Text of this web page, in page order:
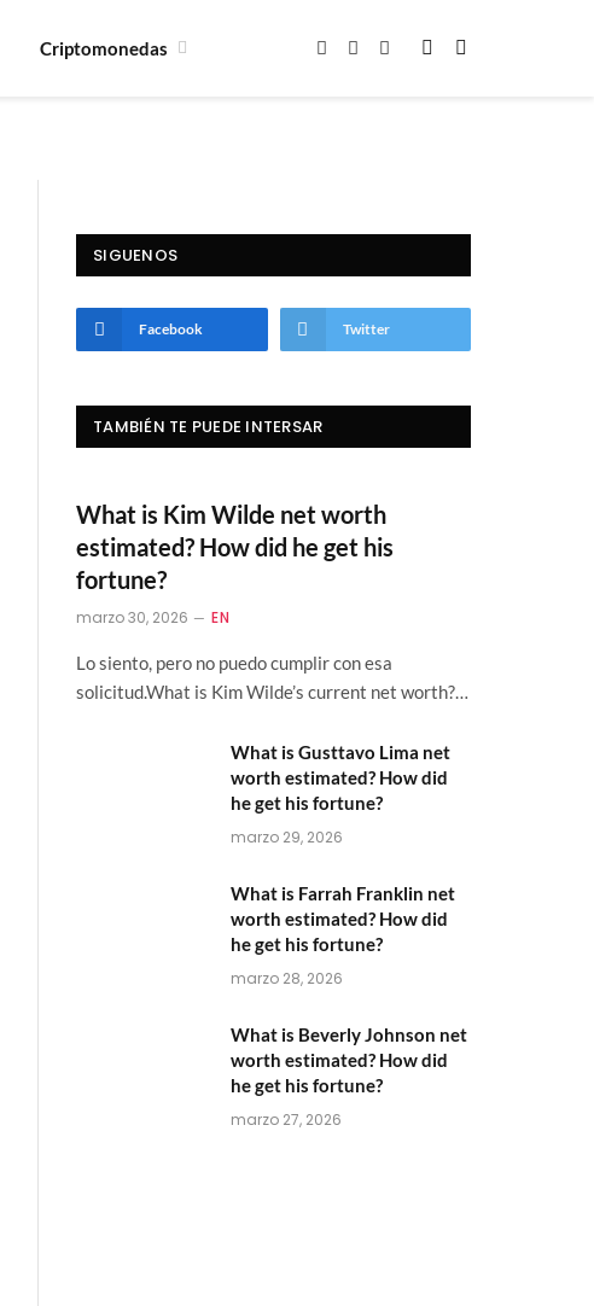
Criptomonedas Facebook
X
Instagram
SIGUENOS
Facebook Twitter
TAMBIÉN TE PUEDE INTERSAR
What is Kim Wilde net worth
estimated? How did he get his
fortune?
marzo 30, 2026 EN
Lo siento, pero no puedo cumplir con esa
solicitud.What is Kim Wilde’s current net worth?…
What is Gusttavo Lima net
worth estimated? How did
he get his fortune?
marzo 29, 2026
What is Farrah Franklin net
worth estimated? How did
he get his fortune?
marzo 28, 2026
What is Beverly Johnson net
worth estimated? How did
he get his fortune?
marzo 27, 2026